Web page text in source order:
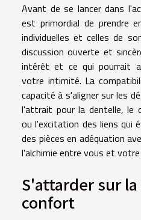
Avant de se lancer dans
est primordial de prendre
individuelles et celles de
discussion ouverte et
intérêt et ce qui pourrait
votre intimité. La
capacité à s'aligner sur les
l'attrait pour la dentelle, le
ou l'excitation des liens qui
des pièces en adéquation
l'alchimie entre vous et
S'attarder sur
confort